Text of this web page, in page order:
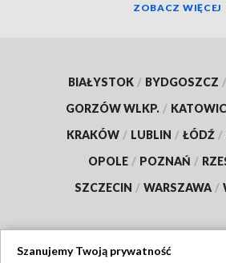
ZOBACZ WIĘCEJ
BIAŁYSTOK / BYDGOSZCZ /
GORZÓW WLKP. /
KRAKÓW / LUBLIN / ŁÓDŹ /
OPOLE / POZNAŃ /
SZCZECIN / WARSZAWA /
Szanujemy Twoją prywatność